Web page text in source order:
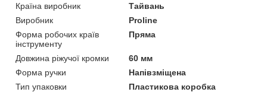
Країна виробник
Тайвань
Виробник
Proline
Форма робочих країв
інструменту
Пряма
Довжина ріжучої кромки
60 мм
Форма ручки
Напівзміщена
Тип упаковки
Пластикова коробка